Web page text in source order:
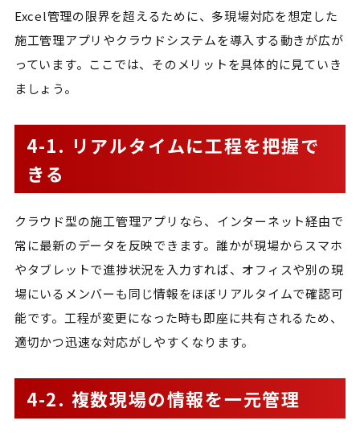
Excel管理の限界を超えるために、多現場対応を想定した
施工管理アプリやクラウドシステムを導入する動きが広が
っています。ここでは、そのメリットを具体的に見ていき
ましょう。
4-1. リアルタイムに工程を把握で
きる
クラウド型の施工管理アプリなら、インターネット経由で
常に最新のデータを反映できます。誰かが現場からスマホ
やタブレットで進捗状況を入力すれば、オフィスや別の現
場にいるメンバーも同じ情報をほぼリアルタイムで確認可
能です。工程が変更になった時も即座に共有されるため、
適切かつ迅速な対応がしやすくなります。
4-2. 複数現場の情報を一元管理